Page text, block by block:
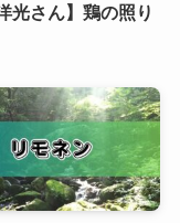
光さん】鶏の照り